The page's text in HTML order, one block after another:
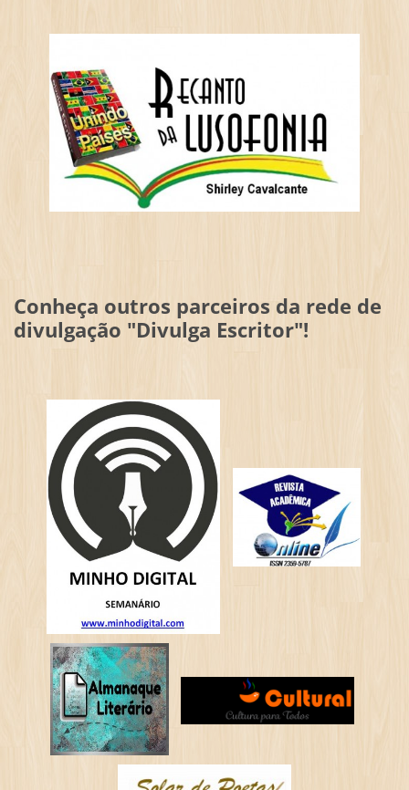
Conheça outros parceiros da rede de
divulgação "Divulga Escritor"!